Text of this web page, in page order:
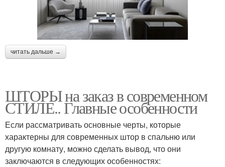
читать дальше →
ШТОРЫ на заказ в современном
СТИЛЕ.. Главные особенности
Если рассматривать основные черты, которые
характерны для современных штор в спальню или
другую комнату, можно сделать вывод, что они
заключаются в следующих особенностях: